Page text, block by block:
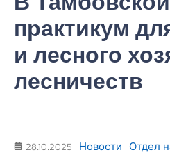
практикум
и лесного
лесничеств
28.10.2025 Новости Отдел